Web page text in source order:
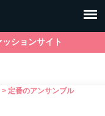
ションサイト
> 定番のアンサンブル